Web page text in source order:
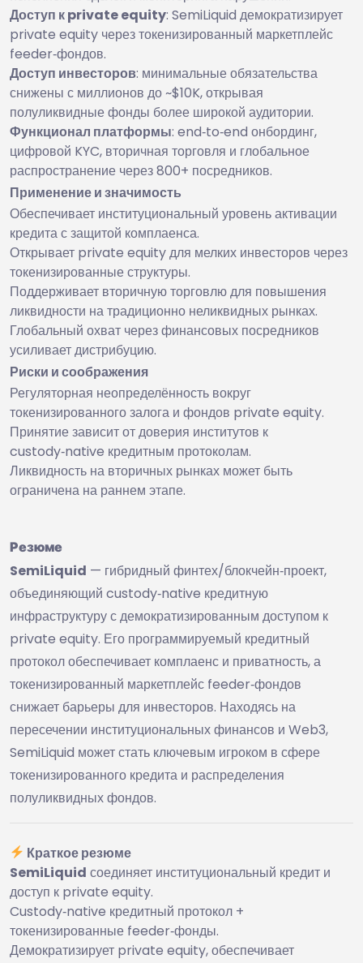
Доступ к private equity: SemiLiquid демократизирует
private equity через токенизированный маркетплейс
feeder‑фондов.
Доступ инвесторов: минимальные обязательства
снижены с миллионов до ~$10K, открывая
полуликвидные фонды более широкой аудитории.
Функционал платформы: end‑to‑end онбординг,
цифровой KYC, вторичная торговля и глобальное
распространение через 800+ посредников.
Применение и значимость
Обеспечивает институциональный уровень активации
кредита с защитой комплаенса.
Открывает private equity для мелких инвесторов через
токенизированные структуры.
Поддерживает вторичную торговлю для повышения
ликвидности на традиционно неликвидных рынках.
Глобальный охват через финансовых посредников
усиливает дистрибуцию.
Риски и соображения
Регуляторная неопределённость вокруг
токенизированного залога и фондов private equity.
Принятие зависит от доверия институтов к
custody‑native кредитным протоколам.
Ликвидность на вторичных рынках может быть
ограничена на раннем этапе.
Резюме
SemiLiquid — гибридный финтех/блокчейн‑проект,
объединяющий custody‑native кредитную
инфраструктуру с демократизированным доступом к
private equity. Его программируемый кредитный
протокол обеспечивает комплаенс и приватность, а
токенизированный маркетплейс feeder‑фондов
снижает барьеры для инвесторов. Находясь на
пересечении институциональных финансов и Web3,
SemiLiquid может стать ключевым игроком в сфере
токенизированного кредита и распределения
полуликвидных фондов.
Краткое резюме
SemiLiquid соединяет институциональный кредит и
доступ к private equity.
Custody‑native кредитный протокол +
токенизированные feeder‑фонды.
Демократизирует private equity, обеспечивает